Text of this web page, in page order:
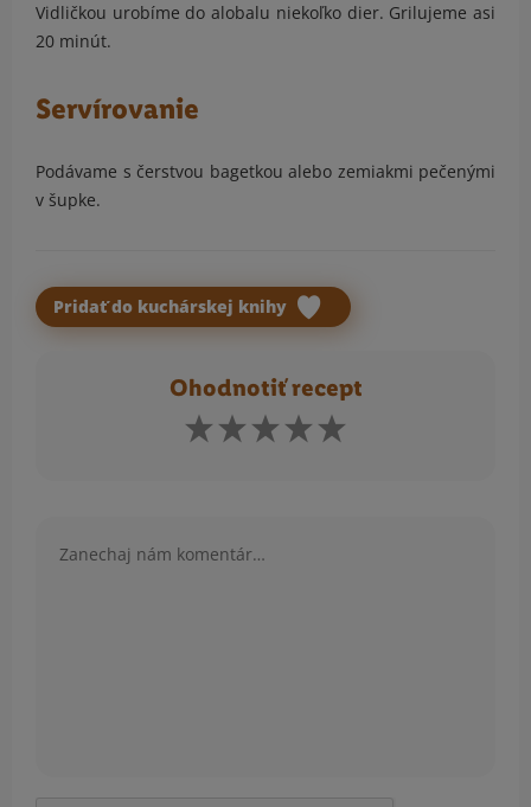
Vidličkou urobíme do alobalu niekoľko dier. Grilujeme asi
20 minút.
Servírovanie
Podávame s čerstvou bagetkou alebo zemiakmi pečenými
v šupke.
Pridať do kuchárskej knihy
Ohodnotiť recept